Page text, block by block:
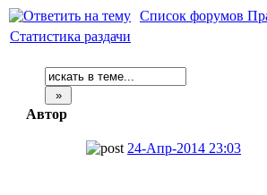
Список форумов
Статистика раздачи
Автор
24-Апр-2014 23:03